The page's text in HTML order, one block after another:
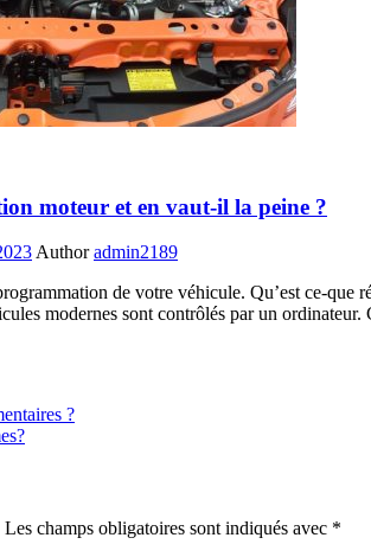
moteur et en vaut-il la peine ?
Author admin2189
de votre véhicule. Qu’est ce-
modernes sont contrôlés par un
?
Les champs obligatoires sont indiqués avec *